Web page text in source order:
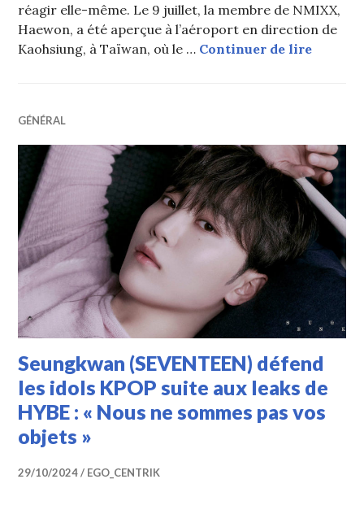
réagir elle-même. Le 9 juillet, la membre de NMIXX,
Haewon, a été aperçue à l’aéroport en direction de
Kaohsiung, à Taïwan, où le … Continuer de lireUne
GÉNÉRAL
Seungkwan (SEVENTEEN) défend
les idols KPOP suite aux leaks de
HYBE : « Nous ne sommes pas vos
objets »
29/10/2024 EGO_CENTRIK